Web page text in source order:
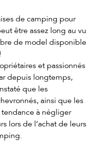
de camping pour
être assez long au vu
de model disponible
et passionnés
depuis longtemps,
que les
ainsi que les
à négliger
lors de l’achat de leurs